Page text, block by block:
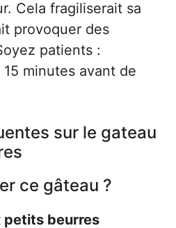
Cela fragiliserait sa
provoquer des
patients :
minutes avant de
sur le gateau
ce gâteau ?
petits beurres